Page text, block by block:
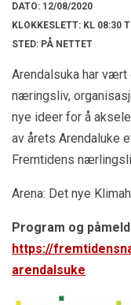
DATO: 12/08/2020
KLOKKESLETT: KL 08:30
STED: PÅ NETTET
Arendalsuka har
næringsliv,
nye ideer for å
av årets Arendaluke
Fremtidens
Arena: Det nye
Program og
https://
arendalsuke